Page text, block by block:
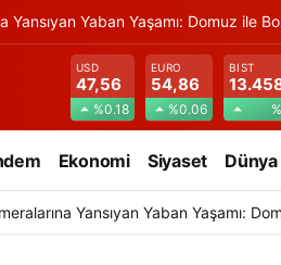
Yansıyan Yaban Yaşamı: Domuz ile
USD
47,56
%0.18
EURO
54,86
%0.06
BIST
Ekonomi Siyaset Dünya
Yansıyan Yaban Yaşamı: